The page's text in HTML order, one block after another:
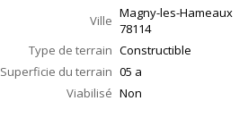
Ville Magny-les-Hameaux
78114
Type de terrain Constructible
Superficie du terrain 05 a
Viabilisé Non